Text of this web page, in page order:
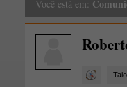
Você está em: